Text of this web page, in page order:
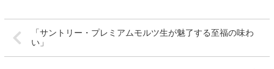
「サントリー・プレミアムモルツ生が魅了する至福の味わ
い」